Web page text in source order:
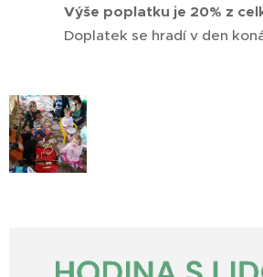
Výše poplatku je 20% z
Doplatek se hradí v den